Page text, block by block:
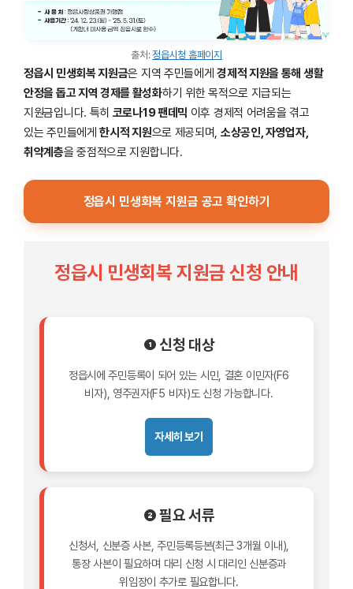
출처: 정읍시청 홈페이지
정읍시 민생회복 지원금은 지역 주민들에게경제적 지원을 통해 생활
안정을 돕고 지역 경제를 활성화하기 위한 목적으로 지급되는
지원금입니다. 특히 코로나19 팬데믹 이후 경제적 어려움을 겪고
있는 주민들에게한시적 지원으로 제공되며, 소상공인, 자영업자,
취약계층을 중점적으로 지원합니다.
정읍시 민생회복 지원금 공고 확인하기
정읍시 민생회복 지원금 신청 안내
❶ 신청 대상
정읍시에 주민등록이 되어 있는 시민, 결혼 이민자(F6
비자), 영주권자(F5 비자)도 신청 가능합니다.
자세히 보기
❷ 필요 서류
신청서, 신분증 사본, 주민등록등본(최근 3개월 이내),
통장 사본이 필요하며 대리 신청 시 대리인 신분증과
위임장이 추가로 필요합니다.